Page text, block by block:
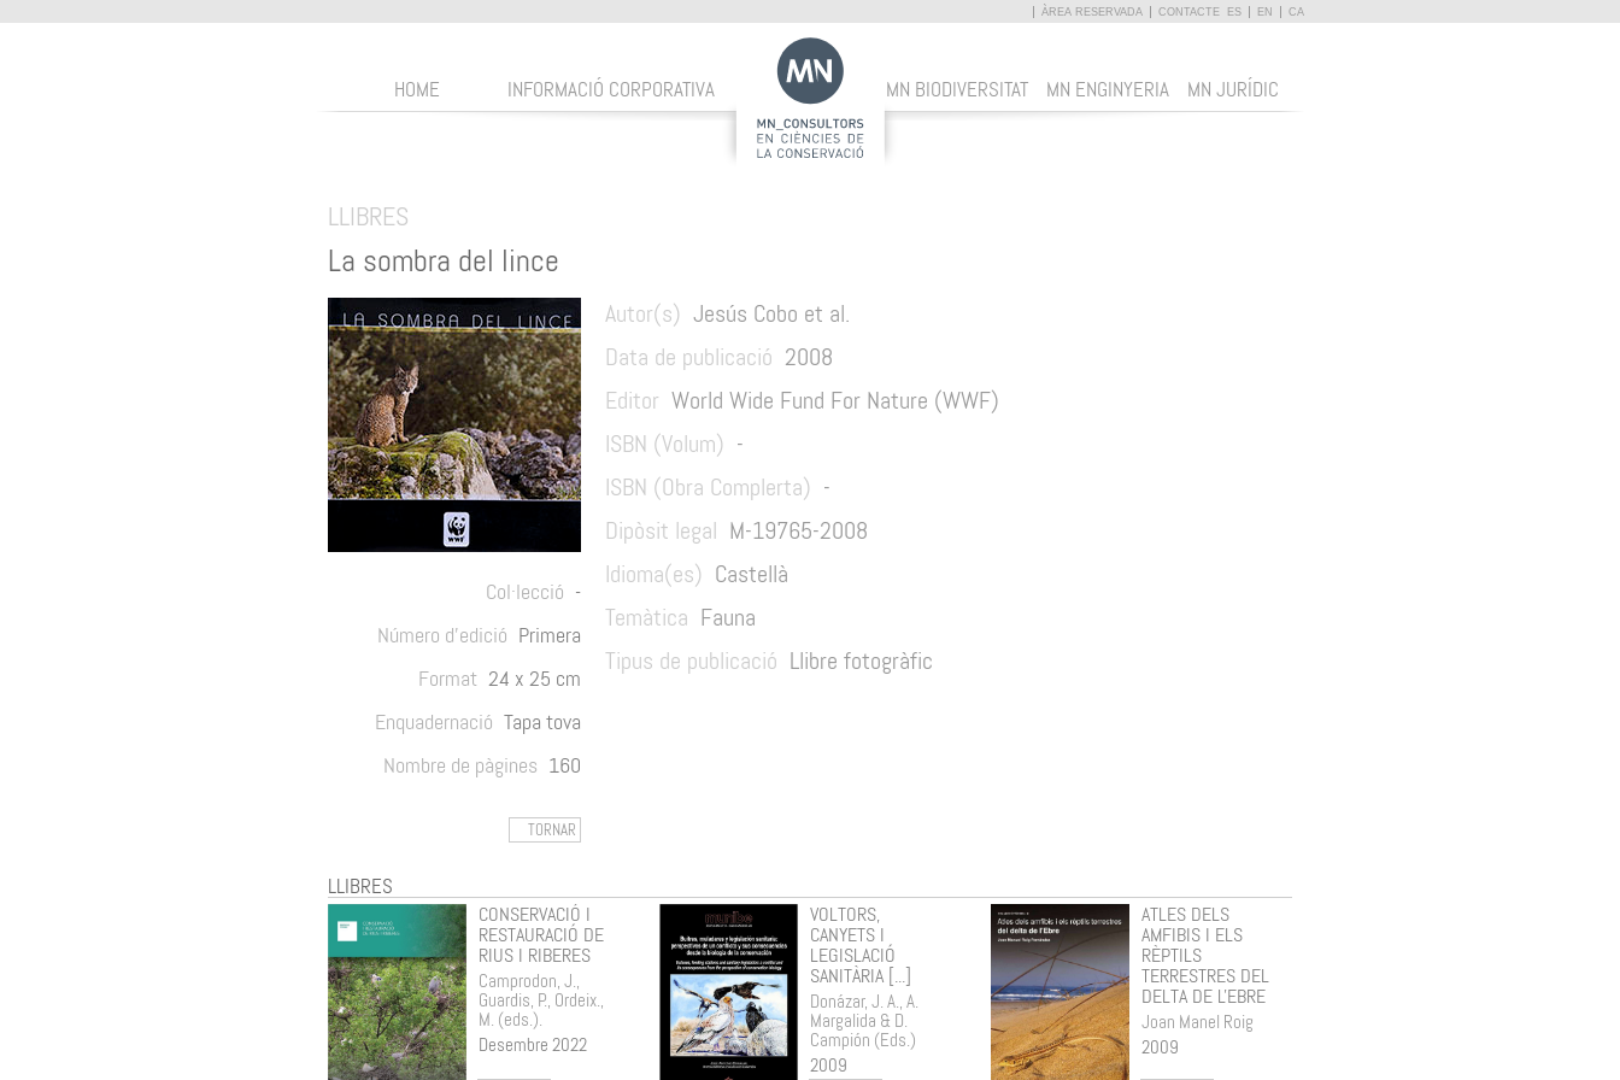
HOME INFORMACIÓ CORPORATIVA MN BIODIVERSITAT MN ENGINYERIA MN JURÍDIC
ÀREA RESERVADA CONTACTE ES EN CA
LLIBRES
La sombra del lince
Autor(s) Jesús Cobo et al.
Data de publicació 2008
Editor World Wide Fund For Nature (WWF)
ISBN (Volum) -
ISBN (Obra Complerta) -
Dipòsit legal M-19765-2008
Idioma(es) Castellà
Temàtica Fauna
Tipus de publicació Llibre fotogràfic
Col·lecció -
Número d'edició Primera
Format 24 x 25 cm
Enquadernació Tapa tova
Nombre de pàgines 160
TORNAR
LLIBRES
CONSERVACIÓ I
RESTAURACIÓ DE
RIUS I RIBERES
Camprodon, J.,
Guardis, P., Ordeix.,
M. (eds.).
Desembre 2022
VOLTORS,
CANYETS I
LEGISLACIÓ
SANITÀRIA [...]
Donázar, J. A., A.
Margalida & D.
Campión (Eds.)
2009
ATLES DELS
AMFIBIS I ELS
RÈPTILS
TERRESTRES DEL
DELTA DE L'EBRE
Joan Manel Roig
2009